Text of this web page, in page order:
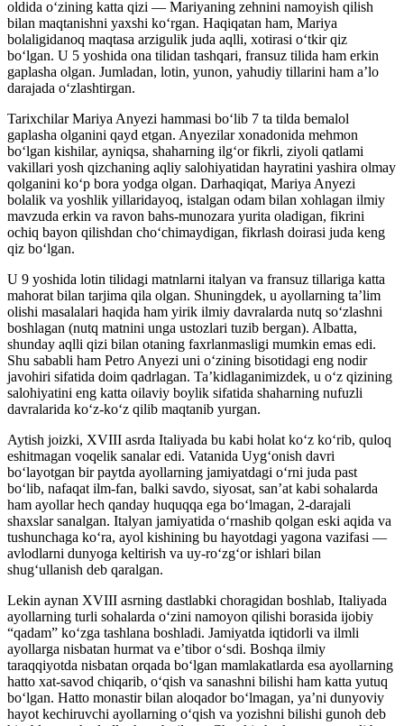
oldida oʻzining katta qizi — Mariyaning zehnini namoyish qilish
bilan maqtanishni yaxshi koʻrgan. Haqiqatan ham, Mariya
bolaligidanoq maqtasa arzigulik juda aqlli, xotirasi oʻtkir qiz
boʻlgan. U 5 yoshida ona tilidan tashqari, fransuz tilida ham erkin
gaplasha olgan. Jumladan, lotin, yunon, yahudiy tillarini ham aʼlo
darajada oʻzlashtirgan.
Tarixchilar Mariya Anyezi hammasi boʻlib 7 ta tilda bemalol
gaplasha olganini qayd etgan. Anyezilar xonadonida mehmon
boʻlgan kishilar, ayniqsa, shaharning ilgʻor fikrli, ziyoli qatlami
vakillari yosh qizchaning aqliy salohiyatidan hayratini yashira olmay
qolganini koʻp bora yodga olgan. Darhaqiqat, Mariya Anyezi
bolalik va yoshlik yillaridayoq, istalgan odam bilan xohlagan ilmiy
mavzuda erkin va ravon bahs-munozara yurita oladigan, fikrini
ochiq bayon qilishdan choʻchimaydigan, fikrlash doirasi juda keng
qiz boʻlgan.
U 9 yoshida lotin tilidagi matnlarni italyan va fransuz tillariga katta
mahorat bilan tarjima qila olgan. Shuningdek, u ayollarning taʼlim
olishi masalalari haqida ham yirik ilmiy davralarda nutq soʻzlashni
boshlagan (nutq matnini unga ustozlari tuzib bergan). Albatta,
shunday aqlli qizi bilan otaning faxrlanmasligi mumkin emas edi.
Shu sababli ham Petro Anyezi uni oʻzining bisotidagi eng nodir
javohiri sifatida doim qadrlagan. Taʼkidlaganimizdek, u oʻz qizining
salohiyatini eng katta oilaviy boylik sifatida shaharning nufuzli
davralarida koʻz-koʻz qilib maqtanib yurgan.
Aytish joizki, XVIII asrda Italiyada bu kabi holat koʻz koʻrib, quloq
eshitmagan voqelik sanalar edi. Vatanida Uygʻonish davri
boʻlayotgan bir paytda ayollarning jamiyatdagi oʻrni juda past
boʻlib, nafaqat ilm-fan, balki savdo, siyosat, sanʼat kabi sohalarda
ham ayollar hech qanday huquqqa ega boʻlmagan, 2-darajali
shaxslar sanalgan. Italyan jamiyatida oʻrnashib qolgan eski aqida va
tushunchaga koʻra, ayol kishining bu hayotdagi yagona vazifasi —
avlodlarni dunyoga keltirish va uy-roʻzg‘or ishlari bilan
shugʻullanish deb qaralgan.
Lekin aynan XVIII asrning dastlabki choragidan boshlab, Italiyada
ayollarning turli sohalarda oʻzini namoyon qilishi borasida ijobiy
“qadam” koʻzga tashlana boshladi. Jamiyatda iqtidorli va ilmli
ayollarga nisbatan hurmat va eʼtibor oʻsdi. Boshqa ilmiy
taraqqiyotda nisbatan orqada boʻlgan mamlakatlarda esa ayollarning
hatto xat-savod chiqarib, oʻqish va sanashni bilishi ham katta yutuq
boʻlgan. Hatto monastir bilan aloqador boʻlmagan, yaʼni dunyoviy
hayot kechiruvchi ayollarning oʻqish va yozishni bilishi gunoh deb